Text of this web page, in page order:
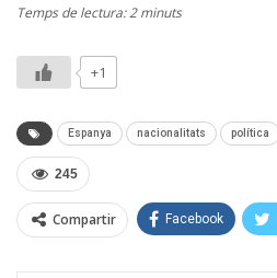
Temps de lectura: 2 minuts
+1
Espanya nacionalitats política
245
Compartir Facebook